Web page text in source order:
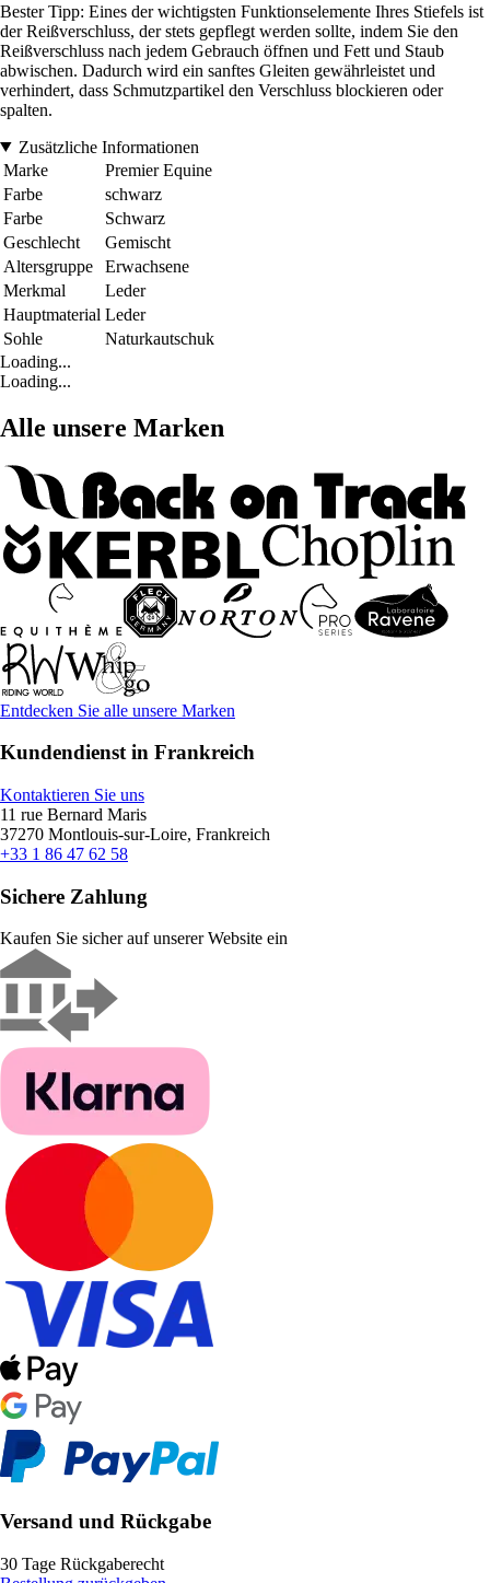
Bester Tipp: Eines der wichtigsten Funktionselemente Ihres Stiefels ist
der Reißverschluss, der stets gepflegt werden sollte, indem Sie den
Reißverschluss nach jedem Gebrauch öffnen und Fett und Staub
abwischen. Dadurch wird ein sanftes Gleiten gewährleistet und
verhindert, dass Schmutzpartikel den Verschluss blockieren oder
spalten.
Zusätzliche Informationen
Marke
Premier Equine
Farbe
schwarz
Farbe
Schwarz
Geschlecht
Gemischt
Altersgruppe
Erwachsene
Merkmal
Leder
Hauptmaterial Leder
Sohle
Naturkautschuk
Loading...
Loading...
Alle unsere Marken
Entdecken Sie alle unsere Marken
Kundendienst in Frankreich
Kontaktieren Sie uns
11 rue Bernard Maris
37270 Montlouis-sur-Loire, Frankreich
+33 1 86 47 62 58
Sichere Zahlung
Kaufen Sie sicher auf unserer Website ein
Versand und Rückgabe
30 Tage Rückgaberecht